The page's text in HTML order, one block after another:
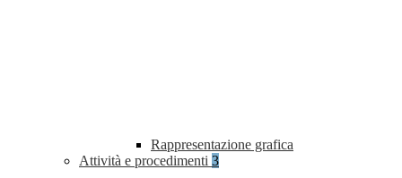
Rappresentazione grafica
Attività e procedimenti 3